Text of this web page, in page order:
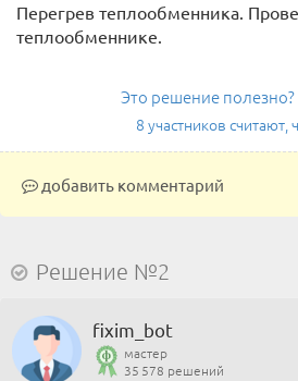
Перегрев теплообменника.
теплообменнике.
Это решение полезно?
8 участников
добавить комментарий
Решение №2
fixim_bot
мастер
35 578 решений